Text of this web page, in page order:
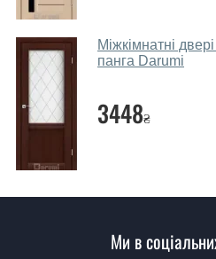
дверних полотен проводиться
кожного відвідувача.
Заміри
Так, робимо. Наші фахівці
консультацію на виїзді. Кожен
собою каталоги кольорів та
консультації Ви можете
Міжкімнатні
панга Darumi
3448₴
Ми в